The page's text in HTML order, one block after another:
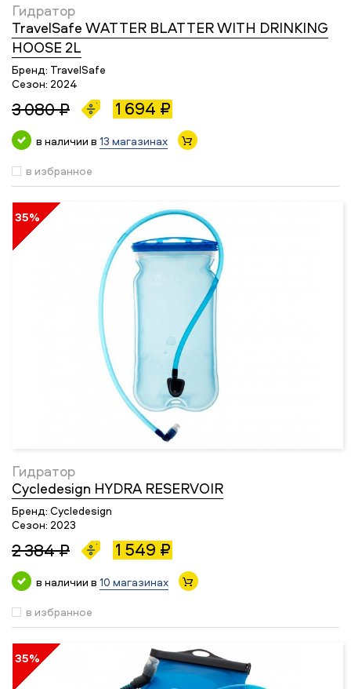
Гидратор
TravelSafe WATTER BLATTER WITH DRINKING
HOOSE 2L
Бренд: TravelSafe
Сезон: 2024
3 080 ₽ 1 694 ₽
в наличии в 13 магазинах
в избранное
35%
Гидратор
Cycledesign HYDRA RESERVOIR
Бренд: Cycledesign
Сезон: 2023
2 384 ₽ 1 549 ₽
в наличии в 10 магазинах
в избранное
35%